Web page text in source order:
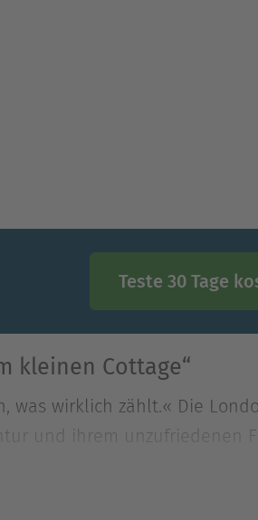
Teste 30 Tage
kleinen Cottage“
was wirklich zählt.« Die
und ihrem unzufriedenen
und ihrem unzufriedenen